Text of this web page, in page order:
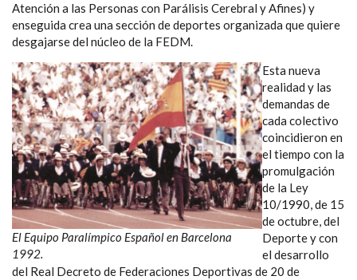
Atención a las Personas con Parálisis Cerebral y Afines) y
enseguida crea una sección de deportes organizada que quiere
desgajarse del núcleo de la FEDM.
El Equipo Paralímpico Español en Barcelona
1992.
Esta nueva
realidad y las
demandas de
cada colectivo
coincidieron en
el tiempo con la
promulgación
de la Ley
10/1990, de 15
de octubre, del
Deporte y con
el desarrollo
del Real Decreto de Federaciones Deportivas de 20 de